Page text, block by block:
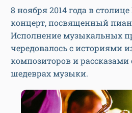
8 ноября 2014 года в
концерт, посвященный
Исполнение музыкальных
чередовалось с историями
композиторов и
шедеврах музыки.